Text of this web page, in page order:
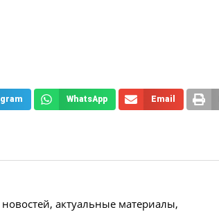
WhatsApp Email
актуальные материалы,